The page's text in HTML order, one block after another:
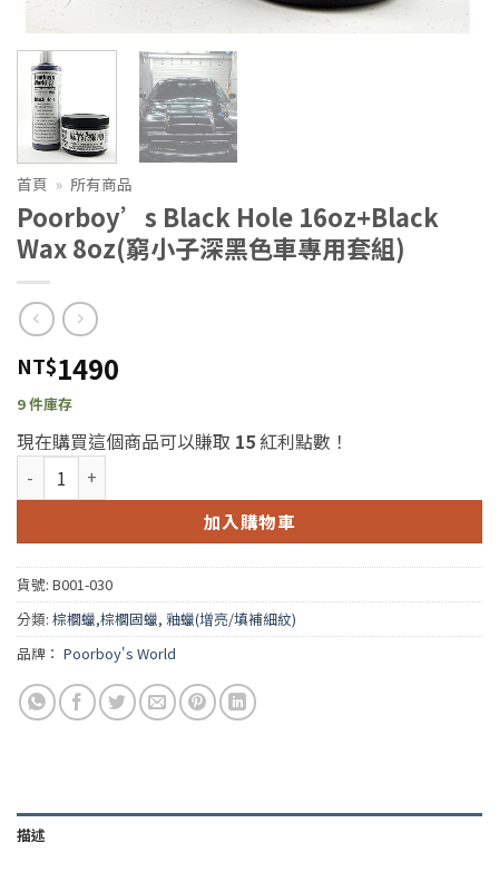
首頁 » 所有商品
Poorboy’s Black Hole 16oz+Black
Wax 8oz(窮小子深黑色車專用套組)
NT$1490
9 件庫存
現在購買這個商品可以賺取 15紅利點數！
Poorboy's Black Hole 16oz+Black Wax 8oz(窮小子深黑色車專
加入購物車
貨號: B001-030
分類: 棕櫚蠟,棕櫚固蠟, 釉蠟(增亮/填補細紋)
品牌： Poorboy's World
描述